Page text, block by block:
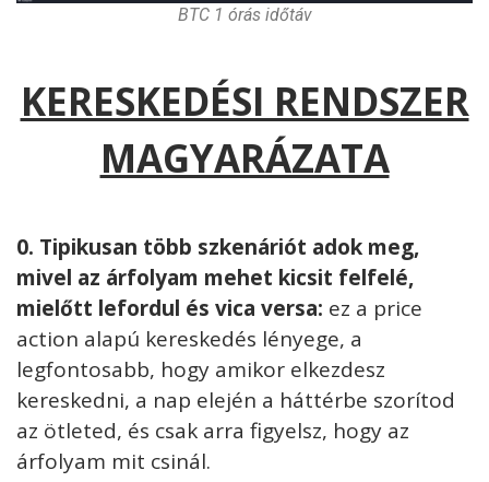
BTC 1 órás időtáv
KERESKEDÉSI RENDSZER
MAGYARÁZATA
0. Tipikusan több szkenáriót adok meg,
mivel az árfolyam mehet kicsit felfelé,
mielőtt lefordul és vica versa: ez a price
action alapú kereskedés lényege, a
legfontosabb, hogy amikor elkezdesz
kereskedni, a nap elején a háttérbe szorítod
az ötleted, és csak arra figyelsz, hogy az
árfolyam mit csinál.